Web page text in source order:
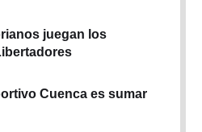
juegan los
Cuenca es sumar